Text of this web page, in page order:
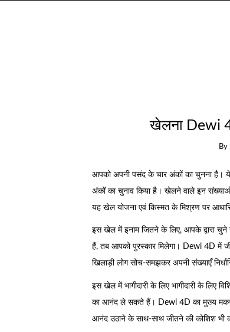
खेलना Dewi
By
आपको अपनी पसंद के चार अंकों का चुनना
अंकों का चुनाव किया है। खेलने वाले इन
यह खेल योजना एवं किस्मत के मिश्रण पर
इस खेल में इनाम जितने के लिए, आपके द्वारा
हैं, तब आपको पुरस्कार मिलेगा। Dewi 4D में
खिलाड़ी लोग सोच-समझकर अपनी संख्याएँ
इस खेल में भागीदारी के लिए भागीदारी के लिए
का आनंद ले सकते हैं। Dewi 4D का मुख्य
आनंद उठाने के साथ-साथ जीतने की कोशिश भी